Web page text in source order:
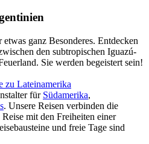
ganz Besonderes. Entdecken
den subtropischen Iguazú-
Sie werden begeistert sein!
für Südamerika,
. Unsere Reisen verbinden die
mit den Freiheiten einer
und freie Tage sind